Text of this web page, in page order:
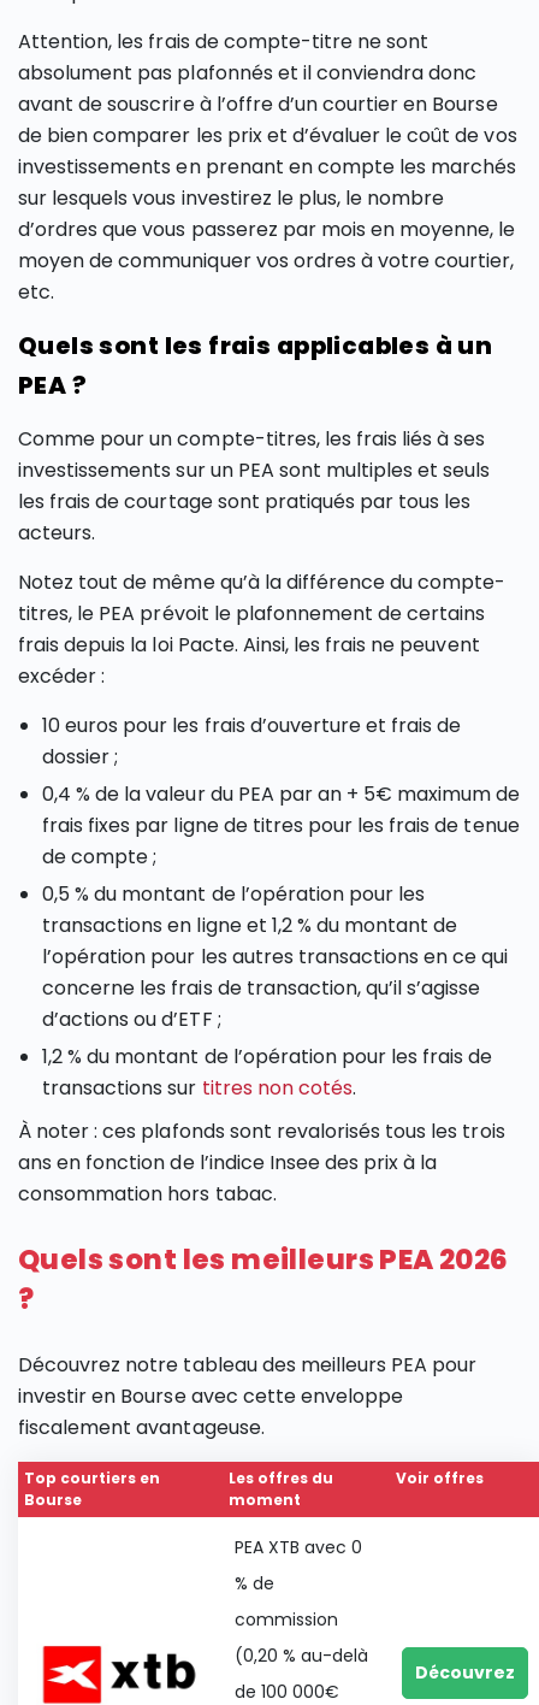
Attention, les frais de compte-titre ne sont
absolument pas plafonnés et il conviendra donc
avant de souscrire à l’offre d’un courtier en Bourse
de bien comparer les prix et d’évaluer le coût de vos
investissements en prenant en compte les marchés
sur lesquels vous investirez le plus, le nombre
d’ordres que vous passerez par mois en moyenne, le
moyen de communiquer vos ordres à votre courtier,
etc.
Quels sont les frais applicables à un
PEA ?
Comme pour un compte-titres, les frais liés à ses
investissements sur un PEA sont multiples et seuls
les frais de courtage sont pratiqués par tous les
acteurs.
Notez tout de même qu’à la différence du compte-
titres, le PEA prévoit le plafonnement de certains
frais depuis la loi Pacte. Ainsi, les frais ne peuvent
excéder :
10 euros pour les frais d’ouverture et frais de
dossier ;
0,4 % de la valeur du PEA par an + 5€ maximum de
frais fixes par ligne de titres pour les frais de tenue
de compte ;
0,5 % du montant de l’opération pour les
transactions en ligne et 1,2 % du montant de
l’opération pour les autres transactions en ce qui
concerne les frais de transaction, qu’il s’agisse
d’actions ou d’ETF ;
1,2 % du montant de l’opération pour les frais de
transactions sur titres non cotés.
À noter : ces plafonds sont revalorisés tous les trois
ans en fonction de l’indice Insee des prix à la
consommation hors tabac.
Quels sont les meilleurs PEA 2026
?
Découvrez notre tableau des meilleurs PEA pour
investir en Bourse avec cette enveloppe
fiscalement avantageuse.
Top courtiers en
Bourse
Les offres du
moment
Voir offres
PEA XTB avec 0
% de
commission
(0,20 % au-delà
de 100 000€
Découvrez